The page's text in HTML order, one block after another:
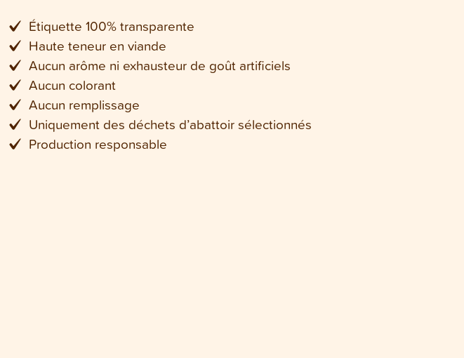
Étiquette 100% transparente
Haute teneur en viande
Aucun arôme ni exhausteur de goût artificiels
Aucun colorant
Aucun remplissage
Uniquement des déchets d’abattoir sélectionnés
Production responsable